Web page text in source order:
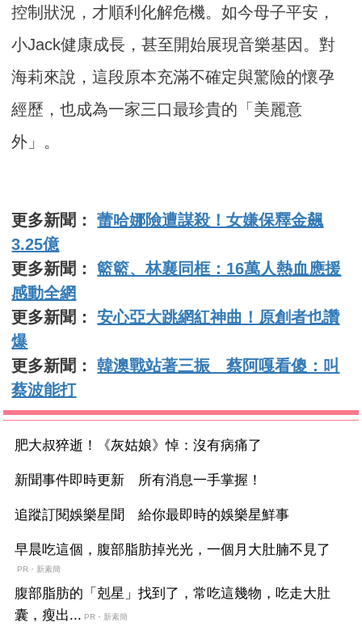
控制狀況，才順利化解危機。如今母子平安，
小Jack健康成長，甚至開始展現音樂基因。對
海莉來說，這段原本充滿不確定與驚險的懷孕
經歷，也成為一家三口最珍貴的「美麗意
外」。
更多新聞：蕾哈娜險遭謀殺！女嫌保釋金飆
3.25億
更多新聞：籃籃、林襄同框：16萬人熱血應援
感動全網
更多新聞：安心亞大跳網紅神曲！原創者也讚
爆
更多新聞：韓澳戰站著三振 蔡阿嘎看傻：叫
蔡波能打
肥大叔猝逝！《灰姑娘》悼：沒有病痛了
新聞事件即時更新 所有消息一手掌握！
追蹤訂閱娛樂星聞 給你最即時的娛樂星鮮事
早晨吃這個，腹部脂肪掉光光，一個月大肚腩不見了
PR・新素簡
腹部脂肪的「剋星」找到了，常吃這幾物，吃走大肚
囊，瘦出... PR・新素簡